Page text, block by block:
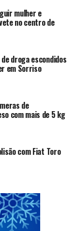
mulher e
no centro de
droga escondidos
em Sorriso
de
com mais de 5 kg
com Fiat Toro